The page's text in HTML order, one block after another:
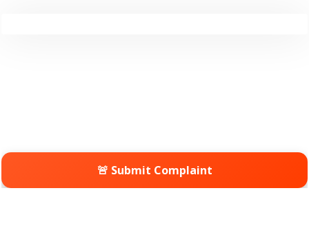
🚨 Submit Complaint